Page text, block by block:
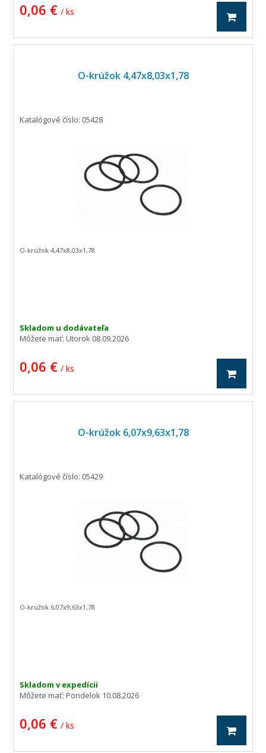
0,06 € / ks
O-krúžok 4,47x8,03x1,78
Katalógové číslo: 05428
Skladom u dodávateľa
Môžete mať:Utorok 08.09.2026
0,06 € / ks
O-krúžok 4,47x8,03x1,78
O-krúžok 6,07x9,63x1,78
Katalógové číslo: 05429
Skladom v expedícii
Môžete mať:Pondelok 10.08.2026
0,06 € / ks
O-krúžok 6,07x9,63x1,78